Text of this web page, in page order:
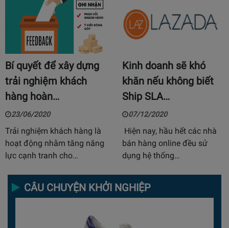
Bí quyết để xây dựng
trải nghiệm khách
hàng hoàn…
23/06/2020
Trải nghiệm khách hàng là
hoạt động nhằm tăng năng
lực cạnh tranh cho…
Kinh doanh sẽ khó
khăn nếu không biết
Ship SLA…
07/12/2020
Hiện nay, hầu hết các nhà
bán hàng online đều sử
dụng hệ thống…
CÂU CHUYỆN KHỞI NGHIỆP